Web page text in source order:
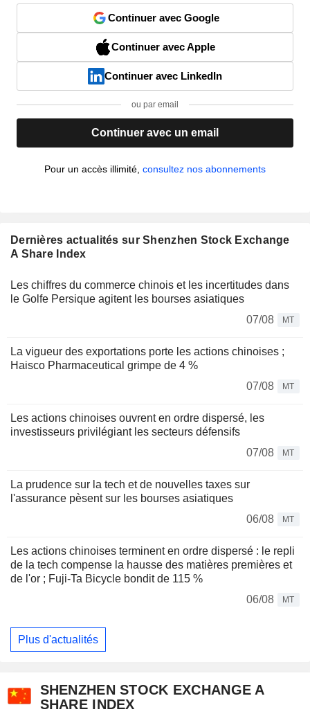
Continuer avec Google
Continuer avec Apple
Continuer avec LinkedIn
ou par email
Continuer avec un email
Pour un accès illimité, consultez nos abonnements
Dernières actualités sur Shenzhen Stock Exchange
A Share Index
Les chiffres du commerce chinois et les incertitudes dans
le Golfe Persique agitent les bourses asiatiques
07/08
MT
La vigueur des exportations porte les actions chinoises ;
Haisco Pharmaceutical grimpe de 4 %
07/08
MT
Les actions chinoises ouvrent en ordre dispersé, les
investisseurs privilégiant les secteurs défensifs
07/08
MT
La prudence sur la tech et de nouvelles taxes sur
l'assurance pèsent sur les bourses asiatiques
06/08
MT
Les actions chinoises terminent en ordre dispersé : le repli
de la tech compense la hausse des matières premières et
de l'or ; Fuji-Ta Bicycle bondit de 115 %
06/08
MT
Plus d'actualités
SHENZHEN STOCK EXCHANGE A
SHARE INDEX